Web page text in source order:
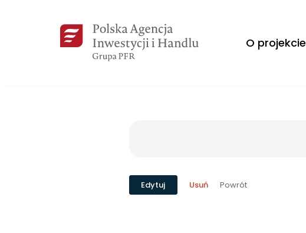
O projekcie
Edytuj Usuń Powrót